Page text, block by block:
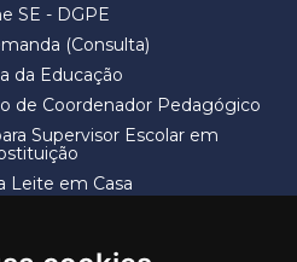
SE - DGPE
(Consulta)
da Educação
de Coordenador Pedagógico
Supervisor Escolar em
Leite em Casa